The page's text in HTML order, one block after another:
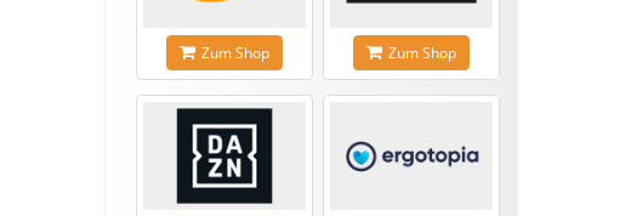
Zum Shop Zum Shop